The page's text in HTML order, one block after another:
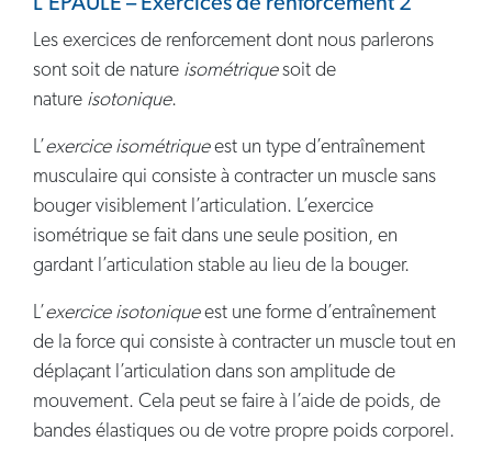
L’ÉPAULE – Exercices de renforcement 2
Les exercices de renforcement dont nous parlerons
sont soit de nature isométriquesoit de
nature isotonique.
L’exercice isométriqueest un type d’entraînement
musculaire qui consiste à contracter un muscle sans
bouger visiblement l’articulation. L’exercice
isométrique se fait dans une seule position, en
gardant l’articulation stable au lieu de la bouger.
L’exercice isotoniqueest une forme d’entraînement
de la force qui consiste à contracter un muscle tout en
déplaçant l’articulation dans son amplitude de
mouvement. Cela peut se faire à l’aide de poids, de
bandes élastiques ou de votre propre poids corporel.